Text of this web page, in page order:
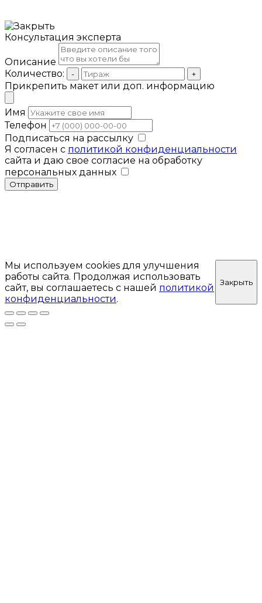
Консультация эксперта
Описание
Количество:
- +
Прикрепить макет или доп. информацию
Имя
Телефон
Подписаться на рассылку
Я согласен с политикой конфиденциальности
сайта и даю свое согласие на обработку
персональных данных
Отправить
Мы используем cookies для улучшения
работы сайта. Продолжая использовать
сайт, вы соглашаетесь с нашей политикой
конфиденциальности.
Закрыть